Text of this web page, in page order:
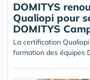
DOMITYS
Qualiopi pour
DOMITYS
La certification
formation des équipes